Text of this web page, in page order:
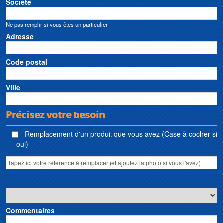
Société
Ne pas remplir si vous êtes un particulier
Adresse
Code postal
Ville
Précisez votre besoin
Remplacement d'un produit que vous avez (Case à cocher si
oui)
Commentaires